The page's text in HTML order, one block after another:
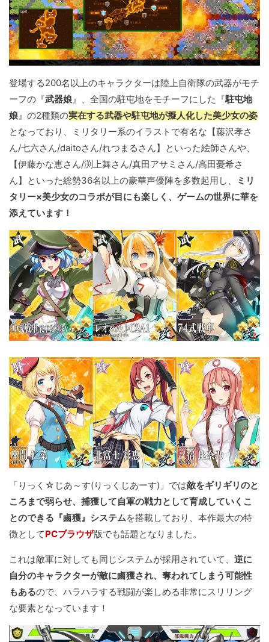
登場する200名以上のキャラクターは陸上自衛隊の武器がモチ
ーフの『武器娘』、全国の駐屯地をモチーフにした『駐屯地
娘』の2種類の実在する武器や駐屯地が擬人化した美少女の姿
となっており、ミリタリー系のイラストで有名な【藤沢孝さ
ん/七六さん/daitoさん/れつまるさん】といった絵師さんや、
【伊藤かな恵さん/渕上舞さん/真田アサミさん/高田憂希さ
ん】といった総勢36名以上の豪華声優陣を多数起用し、
ミリ
タリー×美少女のコラボが目にも楽しく、ゲームの世界に華を
添えています！
「りっく☆じあ～す(りっくじあーす)」では敵をギリギリのと
ころまで弱らせ、捕獲して自軍の戦力として育成していくこ
とのできる『鹵獲』システムを搭載しており、本作最大の特
徴としてPCブラウザ版でも話題となりました。
これは敵軍に対しても同じシステムが採用されていて、 逆に
自分のキャラクターが敵に鹵獲され、奪われてしまう可能性
もあるので、ハラハラする戦闘が楽しめる非常にスリリング
な要素となっています！